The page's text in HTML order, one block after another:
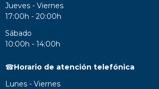
Jueves - Viernes
17:00h - 20:00h
Sábado
10:00h - 14:00h
☎Horario de atención telefónica
Lunes - Viernes